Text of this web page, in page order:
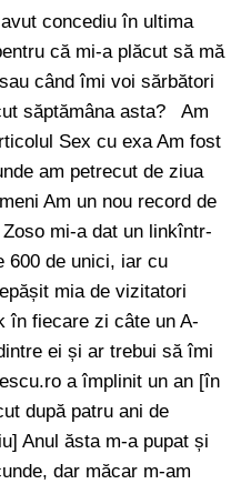
concediu în ultima
că mi-a plăcut să mă
când îmi voi sărbători
săptămâna asta? Am
Sex cu exa Am fost
am petrecut de ziua
Am un nou record de
mi-a dat un linkîntr-
600 de unici, iar cu
mia de vizitatori
în fiecare zi câte un A-
ei și ar trebui să îmi
a împlinit un an [în
după patru ani de
Anul ăsta m-a pupat și
dar măcar m-am